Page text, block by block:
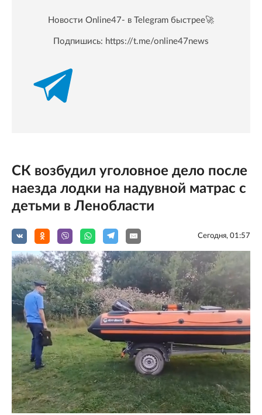
Новости Online47- в Telegram быстрее🚀
Подпишись: https://t.me/online47news
СК возбудил уголовное дело после
наезда лодки на надувной матрас с
детьми в Ленобласти
Сегодня, 01:57